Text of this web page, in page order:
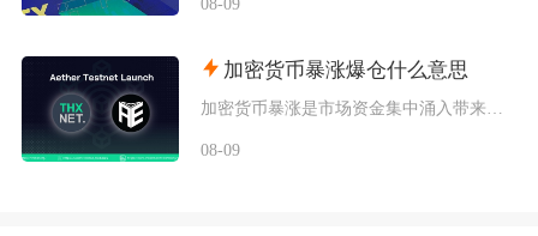
加密货币暴涨爆仓什么意思
08-09